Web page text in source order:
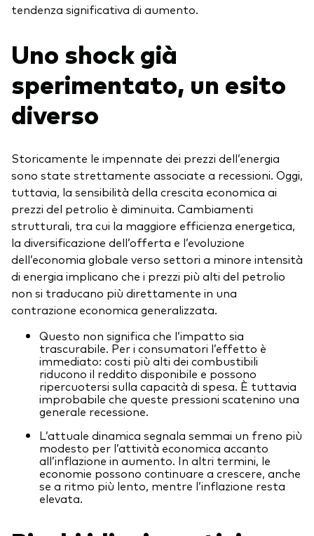
tendenza significativa di aumento.
Uno shock già
sperimentato, un esito
diverso
Storicamente le impennate dei prezzi dell’energia
sono state strettamente associate a recessioni. Oggi,
tuttavia, la sensibilità della crescita economica ai
prezzi del petrolio è diminuita. Cambiamenti
strutturali, tra cui la maggiore efficienza energetica,
la diversificazione dell’offerta e l’evoluzione
dell’economia globale verso settori a minore intensità
di energia implicano che i prezzi più alti del petrolio
non si traducano più direttamente in una
contrazione economica generalizzata.
Questo non significa che l’impatto sia
trascurabile. Per i consumatori l’effetto è
immediato: costi più alti dei combustibili
riducono il reddito disponibile e possono
ripercuotersi sulla capacità di spesa. È tuttavia
improbabile che queste pressioni scatenino una
generale recessione.
L’attuale dinamica segnala semmai un freno più
modesto per l’attività economica accanto
all’inflazione in aumento. In altri termini, le
economie possono continuare a crescere, anche
se a ritmo più lento, mentre l’inflazione resta
elevata.